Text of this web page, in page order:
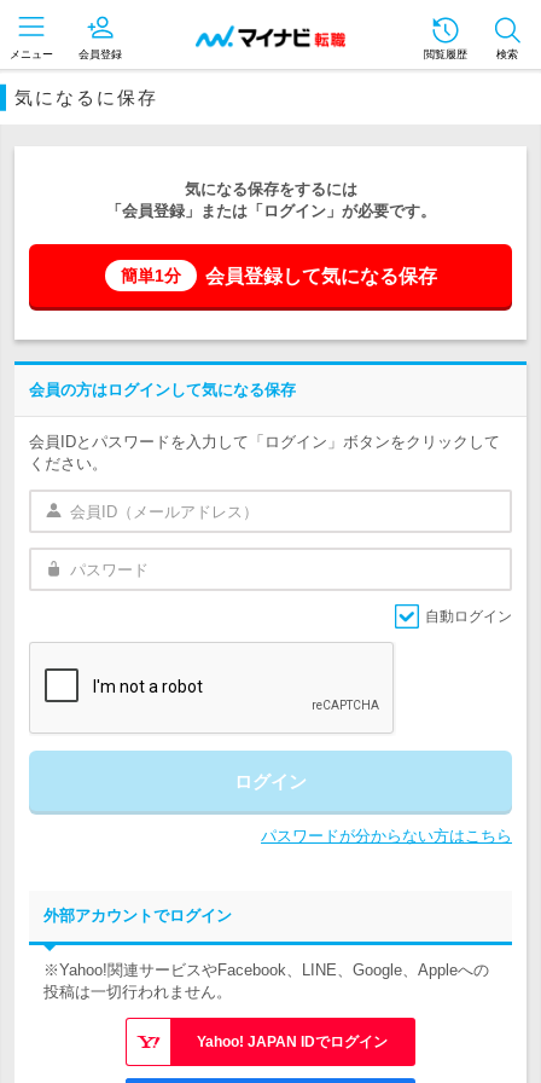
メニュー 会員登録 閲覧履歴 検索
気になるに保存
気になる保存をするには
「会員登録」または「ログイン」が必要です。
簡単1分 会員登録して気になる保存
会員の方はログインして気になる保存
会員IDとパスワードを入力して「ログイン」ボタンをクリックして
ください。
自動ログイン
ログイン
パスワードが分からない方はこちら
外部アカウントでログイン
※Yahoo!関連サービスやFacebook、LINE、Google、Appleへの
投稿は一切行われません。
Yahoo! JAPAN IDでログイン